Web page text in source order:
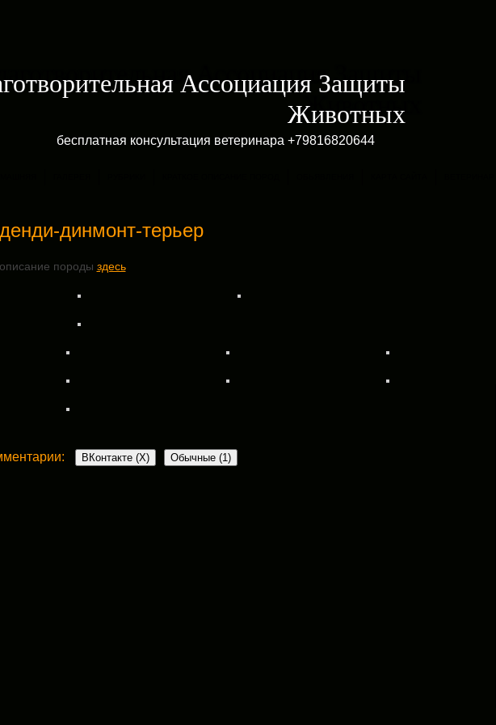
Ассоциация Защиты
Животных
бесплатная консультация ветеринара +79816820644
денди-динмонт-терьер
описание породы здесь
ВКонтакте (X) Обычные (1)